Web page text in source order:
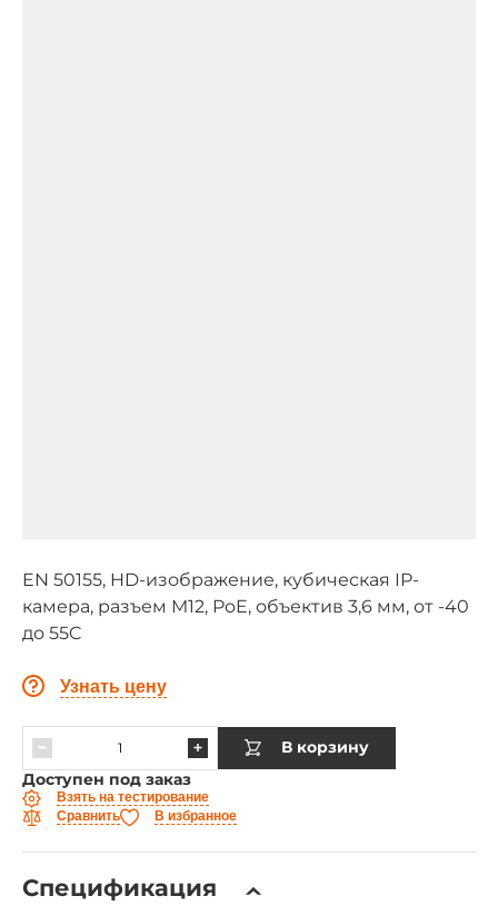
EN 50155, HD-изображение, кубическая IP-
камера, разъем M12, PoE, объектив 3,6 мм, от -40
до 55C
Узнать цену
В корзину
Доступен под заказ
Взять на тестирование
Сравнить
В избранное
Спецификация